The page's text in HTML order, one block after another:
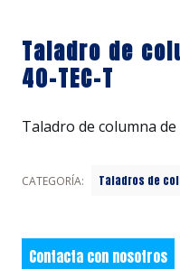
Taladro de
40-TEC-T
Taladro de columna
CATEGORÍA: Taladros de
Contacta con nosotros